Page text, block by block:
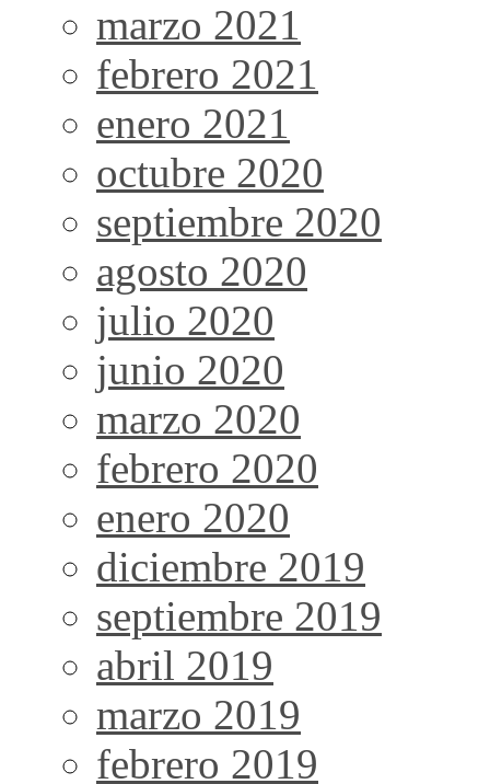
marzo 2021
febrero 2021
enero 2021
octubre 2020
septiembre 2020
agosto 2020
julio 2020
junio 2020
marzo 2020
febrero 2020
enero 2020
diciembre 2019
septiembre 2019
abril 2019
marzo 2019
febrero 2019